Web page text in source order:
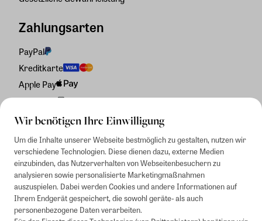
Wir benötigen Ihre Einwilligung
Um die Inhalte unserer Webseite bestmöglich zu gestalten, nutzen wir
verschiedene Technologien. Diese dienen dazu, externe Medien
einzubinden, das Nutzerverhalten von Webseitenbesuchern zu
analysieren sowie personalisierte Marketingmaßnahmen
auszuspielen. Dabei werden Cookies und andere Informationen auf
Ihrem Endgerät gespeichert, die sowohl geräte- als auch
personenbezogene Daten verarbeiten.
Zahlungsarten
PayPal
Kreditkarte
Apple Pay
Rechnung